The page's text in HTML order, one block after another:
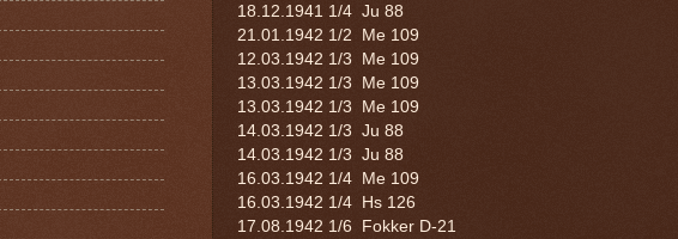
18.12.1941 1/4 Ju 88
21.01.1942 1/2 Me 109
12.03.1942 1/3 Me 109
13.03.1942 1/3 Me 109
13.03.1942 1/3 Me 109
14.03.1942 1/3 Ju 88
14.03.1942 1/3 Ju 88
16.03.1942 1/4 Me 109
16.03.1942 1/4 Hs 126
17.08.1942 1/6 Fokker D-21